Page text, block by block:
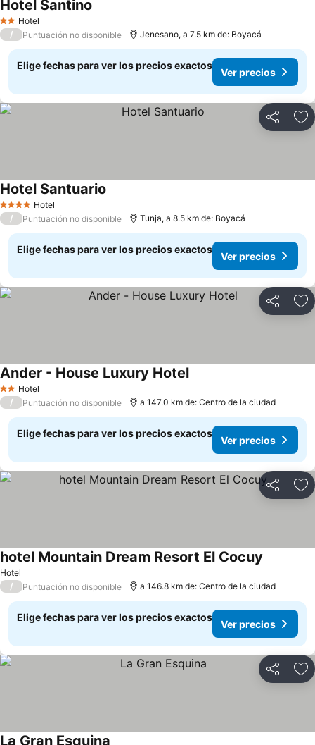
2 Estrellas
Hotel
Hotel Santino
/ Puntuación no disponible Jenesano, a 7.5 km de: Boyacá
Elige fechas para ver los precios exactos
Ver precios
Compartir
4 EstrellasHotel
Hotel Santuario
/ Puntuación no disponible Tunja, a 8.5 km de: Boyacá
Elige fechas para ver los precios exactos
Ver precios
Compartir
2 Estrellas
Hotel
Ander - House Luxury Hotel
/ Puntuación no disponible a 147.0 km de: Centro de la ciudad
Elige fechas para ver los precios exactos
Ver precios
Compartir
Hotel
hotel Mountain Dream Resort El Cocuy
/ Puntuación no disponible a 146.8 km de: Centro de la ciudad
Elige fechas para ver los precios exactos
Ver precios
Compartir
La Gran Esquina